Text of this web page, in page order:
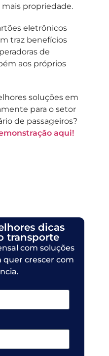
propriedade.
eletrônicos
traz benefícios
de
aos próprios
soluções em
para o setor
de passageiros?
aqui!
dicas
transporte
com soluções
quer crescer com